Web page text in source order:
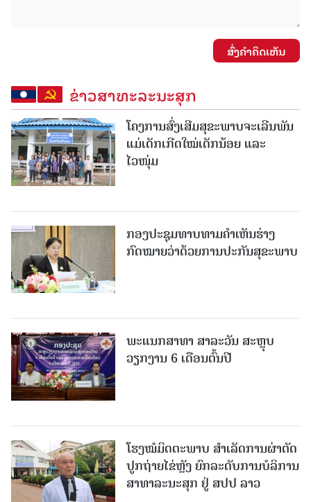
ສົ່ງຄໍາຄິດເຫັນ
ຂ່າວສາທະລະນະສຸກ
ໂຄງການສົ່ງເສີມສຸຂະພາບຈະເລີນພັນ
ແມ່ເດັກເກີດໃໝ່ເດັກນ້ອຍ ແລະ
ໄວໜຸ່ມ
ກອງປະຊຸມທາບທາມຄໍາເຫັນຮ່າງ
ກົດໝາຍວ່າດ້ວຍການປະກັນສຸຂະພາບ
ພະແນກສາທາ ສາລະວັນ ສະຫຼຸບ
ວຽກງານ 6 ເດືອນຕົ້ນປີ
ໂຮງໝໍມິດຕະພາບ ສໍາເລັດການຜ່າຕັດ
ປູກຖ່າຍໄຂ່ຫຼັງ ຍົກລະດັບການບໍລິການ
ສາທາລະນະສຸກ ຢູ່ ສປປ ລາວ